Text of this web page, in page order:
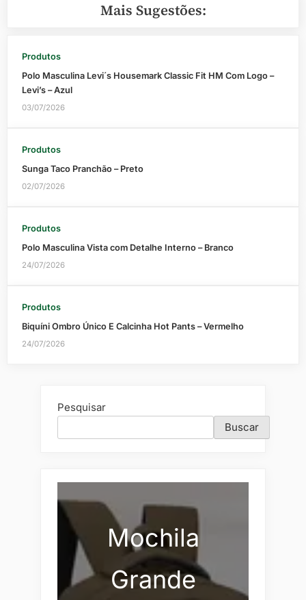
Mais Sugestões:
Produtos
Polo Masculina Levi´s Housemark Classic Fit HM Com Logo –
Levi’s – Azul
03/07/2026
Produtos
Sunga Taco Pranchão – Preto
02/07/2026
Produtos
Polo Masculina Vista com Detalhe Interno – Branco
24/07/2026
Produtos
Biquíni Ombro Único E Calcinha Hot Pants – Vermelho
24/07/2026
Pesquisar
Buscar
Mochila
Grande